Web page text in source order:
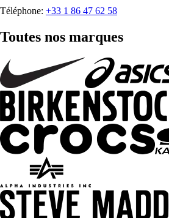
Téléphone: +33 1 86 47 62 58
Toutes nos marques